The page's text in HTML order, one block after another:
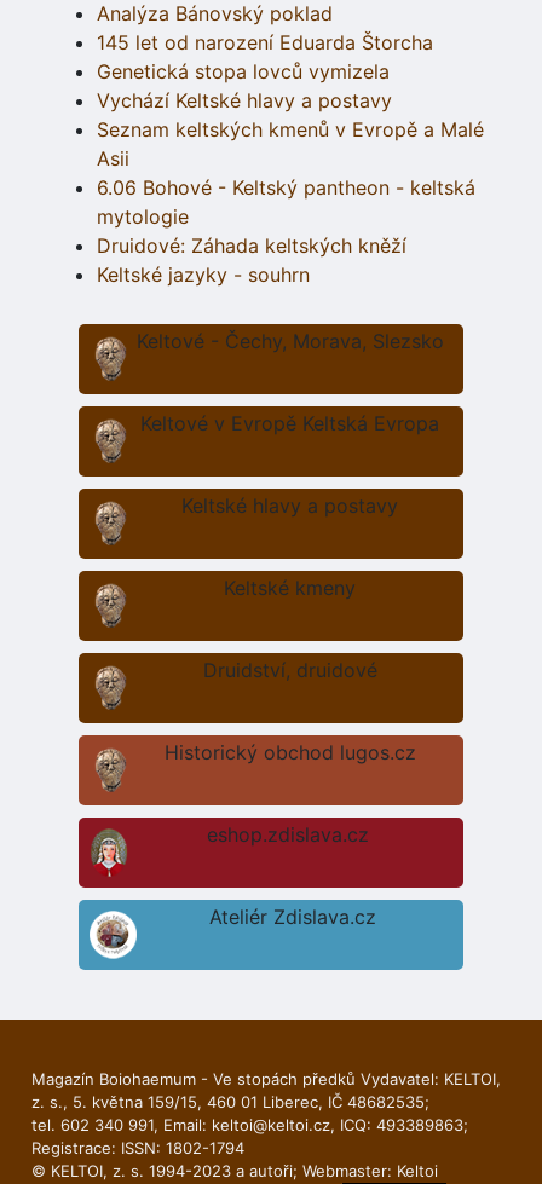
Analýza Bánovský poklad
145 let od narození Eduarda Štorcha
Genetická stopa lovců vymizela
Vychází Keltské hlavy a postavy
Seznam keltských kmenů v Evropě a Malé
Asii
6.06 Bohové - Keltský pantheon - keltská
mytologie
Druidové: Záhada keltských kněží
Keltské jazyky - souhrn
Keltové - Čechy, Morava, Slezsko
Keltové v Evropě Keltská Evropa
Keltské hlavy a postavy
Keltské kmeny
Druidství, druidové
Historický obchod lugos.cz
eshop.zdislava.cz
Ateliér Zdislava.cz
Magazín Boiohaemum - Ve stopách předků Vydavatel: KELTOI,
z. s., 5. května 159/15, 460 01 Liberec, IČ 48682535;
tel. 602 340 991, Email: keltoi@keltoi.cz, ICQ: 493389863;
Registrace: ISSN: 1802-1794
© KELTOI, z. s. 1994-2023 a autoři; Webmaster: Keltoi